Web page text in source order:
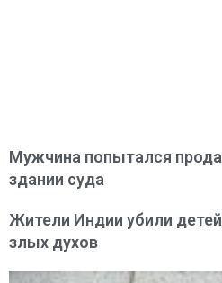
Мужчина попытался
здании суда
Жители Индии убили
злых духов